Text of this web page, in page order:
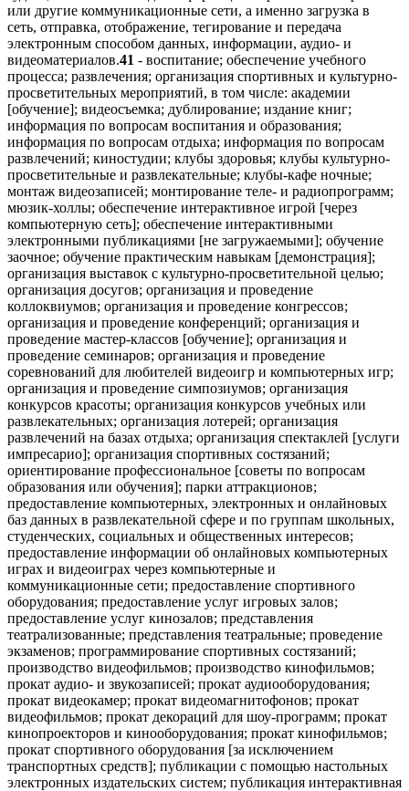
или другие коммуникационные сети, а именно загрузка в
сеть, отправка, отображение, тегирование и передача
электронным способом данных, информации, аудио- и
видеоматериалов.41 - воспитание; обеспечение учебного
процесса; развлечения; организация спортивных и культурно-
просветительных мероприятий, в том числе: академии
[обучение]; видеосъемка; дублирование; издание книг;
информация по вопросам воспитания и образования;
информация по вопросам отдыха; информация по вопросам
развлечений; киностудии; клубы здоровья; клубы культурно-
просветительные и развлекательные; клубы-кафе ночные;
монтаж видеозаписей; монтирование теле- и радиопрограмм;
мюзик-холлы; обеспечение интерактивное игрой [через
компьютерную сеть]; обеспечение интерактивными
электронными публикациями [не загружаемыми]; обучение
заочное; обучение практическим навыкам [демонстрация];
организация выставок с культурно-просветительной целью;
организация досугов; организация и проведение
коллоквиумов; организация и проведение конгрессов;
организация и проведение конференций; организация и
проведение мастер-классов [обучение]; организация и
проведение семинаров; организация и проведение
соревнований для любителей видеоигр и компьютерных игр;
организация и проведение симпозиумов; организация
конкурсов красоты; организация конкурсов учебных или
развлекательных; организация лотерей; организация
развлечений на базах отдыха; организация спектаклей [услуги
импресарио]; организация спортивных состязаний;
ориентирование профессиональное [советы по вопросам
образования или обучения]; парки аттракционов;
предоставление компьютерных, электронных и онлайновых
баз данных в развлекательной сфере и по группам школьных,
студенческих, социальных и общественных интересов;
предоставление информации об онлайновых компьютерных
играх и видеоиграх через компьютерные и
коммуникационные сети; предоставление спортивного
оборудования; предоставление услуг игровых залов;
предоставление услуг кинозалов; представления
театрализованные; представления театральные; проведение
экзаменов; программирование спортивных состязаний;
производство видеофильмов; производство кинофильмов;
прокат аудио- и звукозаписей; прокат аудиооборудования;
прокат видеокамер; прокат видеомагнитофонов; прокат
видеофильмов; прокат декораций для шоу-программ; прокат
кинопроекторов и кинооборудования; прокат кинофильмов;
прокат спортивного оборудования [за исключением
транспортных средств]; публикации с помощью настольных
электронных издательских систем; публикация интерактивная